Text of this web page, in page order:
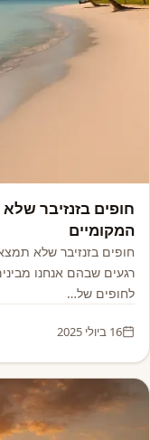
חופים בזנזיבר
המקומיים
חופים בזנזיבר שלא
רגעים שבהם אנחנו
לחופים של…
16 ביולי 2025